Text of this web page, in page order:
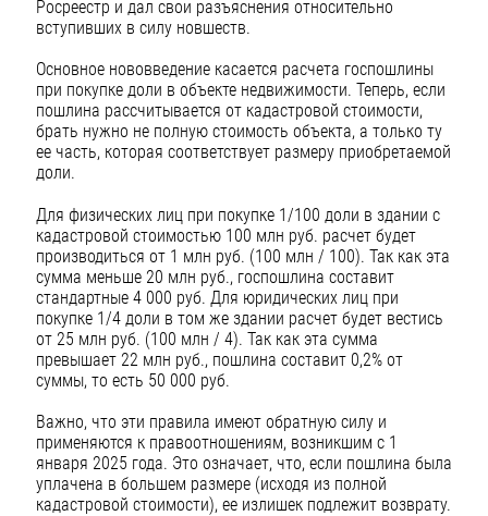
Росреестр и дал свои разъяснения относительно
вступивших в силу новшеств.
Основное нововведение касается расчета госпошлины
при покупке доли в объекте недвижимости. Теперь, если
пошлина рассчитывается от кадастровой стоимости,
брать нужно не полную стоимость объекта, а только ту
ее часть, которая соответствует размеру приобретаемой
доли.
Для физических лиц при покупке 1/100 доли в здании с
кадастровой стоимостью 100 млн руб. расчет будет
производиться от 1 млн руб. (100 млн / 100). Так как эта
сумма меньше 20 млн руб., госпошлина составит
стандартные 4 000 руб. Для юридических лиц при
покупке 1/4 доли в том же здании расчет будет вестись
от 25 млн руб. (100 млн / 4). Так как эта сумма
превышает 22 млн руб., пошлина составит 0,2% от
суммы, то есть 50 000 руб.
Важно, что эти правила имеют обратную силу и
применяются к правоотношениям, возникшим с 1
января 2025 года. Это означает, что, если пошлина была
уплачена в большем размере (исходя из полной
кадастровой стоимости), ее излишек подлежит возврату.